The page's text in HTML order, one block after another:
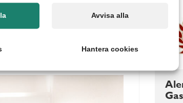
flexibel partner när det
förebyggande för att
avlastning
sysslor. Vår modell bygger på
Avvisa alla
Hantera cookies